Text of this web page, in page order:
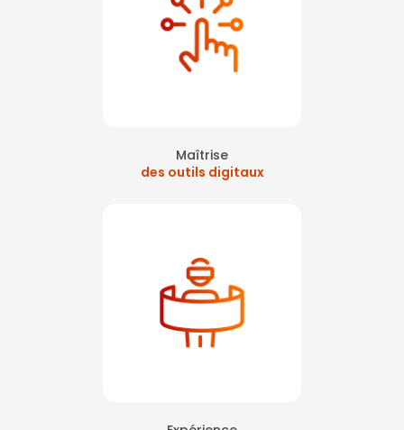
Maîtrise
des outils digitaux